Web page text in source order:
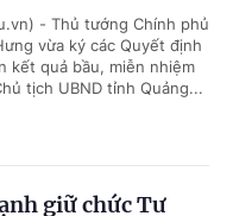
- Thủ tướng Chính phủ
vừa ký các Quyết định
kết quả bầu, miễn nhiệm
tịch UBND tỉnh Quảng...
giữ chức Tư